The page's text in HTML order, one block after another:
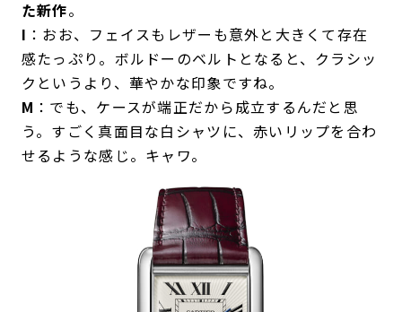
た新作。
I ：おお、フェイスもレザーも意外と大きくて存在
感たっぷり。ボルドーのベルトとなると、クラシッ
クというより、華やかな印象ですね。
M ：でも、ケースが端正だから成立するんだと思
う。すごく真面目な白シャツに、赤いリップを合わ
せるような感じ。キャワ。